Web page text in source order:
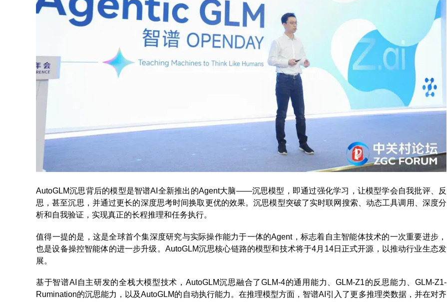
AutoGLM沉思背后的模型是智谱AI全新推出的Agent大脑——沉思模型，即通过强化学习，让模型学会自我批评、反
思，甚至沉思，并通过更长的深度思考时间换取更优的效果。沉思模型突破了实时联网搜索、动态工具调用、深度分
析和自我验证，实现真正的长程推理和任务执行。
值得一提的是，这是全球首个集深度研究与实际操作能力于一体的Agent，标志着自主智能体技术的一次重要进步，
也是设备操控智能体的进一步升级。AutoGLM沉思核心链路的模型和技术将于4月14日正式开源，以推动行业生态发
展。
基于智谱AI自主研发的全栈大模型技术，AutoGLM沉思融合了GLM-4的通用能力、GLM-Z1的反思能力、GLM-Z1-
Rumination的沉思能力，以及AutoGLM的自动执行能力。在推理模型方面，智谱AI引入了更多推理类数据，并在对齐